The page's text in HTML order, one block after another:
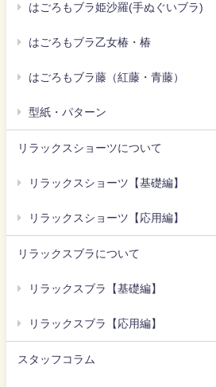
はごろもブラ姫沙羅(手ぬぐいブラ)
はごろもブラ乙女椿・椿
はごろもブラ藤（紅藤・青藤）
型紙・パターン
リラックスショーツについて
リラックスショーツ【基礎編】
リラックスショーツ【応用編】
リラックスブラについて
リラックスブラ【基礎編】
リラックスブラ【応用編】
スタッフコラム